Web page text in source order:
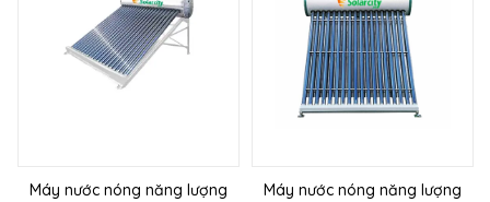
Máy nước nóng năng lượng
Máy nước nóng năng lượng